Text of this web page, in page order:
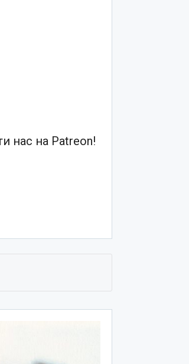
нас на Patreon!